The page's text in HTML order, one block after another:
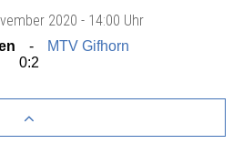
2020 - 14:00 Uhr
MTV Gifhorn
0:2